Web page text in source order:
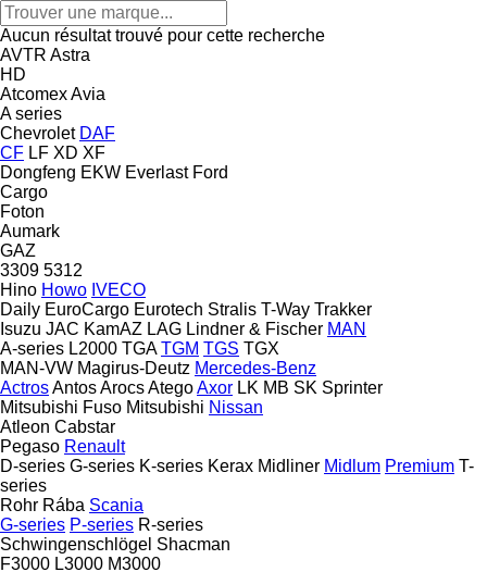
Aucun résultat trouvé pour cette recherche
AVTR Astra
HD
AtcomexAvia
A series
Chevrolet DAF
CF LF XD XF
Dongfeng EKW Everlast Ford
Cargo
Foton
Aumark
GAZ
3309 5312
Hino Howo IVECO
Daily EuroCargo Eurotech Stralis T-Way Trakker
Isuzu JAC KamAZ LAG Lindner & Fischer MAN
A-series L2000 TGA TGM TGS TGX
MAN-VW Magirus-Deutz Mercedes-Benz
ActrosAntosArocsAtegoAxor LK MB SK Sprinter
Mitsubishi Fuso Mitsubishi Nissan
Atleon Cabstar
Pegaso Renault
D-series G-series K-series Kerax Midliner Midlum Premium T-
series
Rohr Rába Scania
G-series P-series R-series
Schwingenschlögel Shacman
F3000 L3000 M3000